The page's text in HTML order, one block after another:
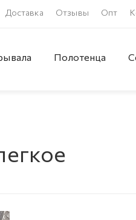
Доставка Отзывы Опт
Полотенца